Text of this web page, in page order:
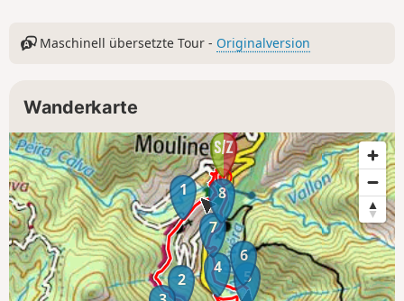
Maschinell übersetzte Tour - Originalversion
Wanderkarte
1
2
4 5
6
7
8